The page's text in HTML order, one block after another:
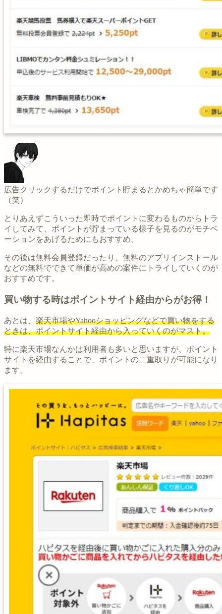
広告クリックするだけでポイント貯まるとかめちゃ簡単です
（笑）
とりあえずこういった即時でポイントに変わるものからトラ
イしてみて、ポイントが貯まっている様子を見るのがモチベ
ーションをあげるためにもおすすめ。
その後は無料会員登録だったり、無料のアプリインストール
などの無料でできて単価が高めの案件にトライしていくのが
おすすめです。
買い物する時はポイントサイト経由からがお得！
あとは、 楽天市場やYahooショッピングなどで買い物をする
ときは、ポイントサイト経由から入っていくのがマスト。
特に楽天市場なんかは利用者も多いと思いますが、ポイント
サイトを経由することで、ポイントの二重取りが可能になり
ます。